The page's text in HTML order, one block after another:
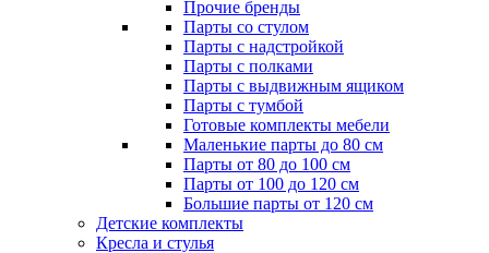
Прочие бренды
Парты со стулом
Парты с надстройкой
Парты с полками
Парты с выдвижным ящиком
Парты с тумбой
Готовые комплекты мебели
Маленькие парты до 80 см
Парты от 80 до 100 см
Парты от 100 до 120 см
Большие парты от 120 см
Детские комплекты
Кресла и стулья